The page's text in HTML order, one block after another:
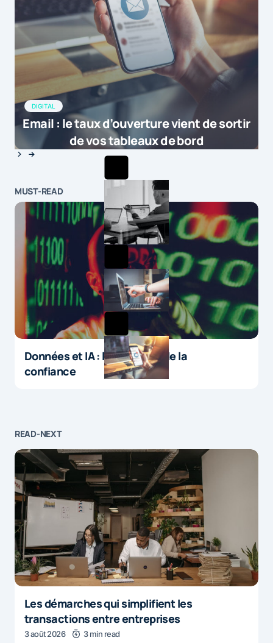
DIGITAL
Email : le taux d’ouverture vient de sortir
de vos tableaux de bord
MUST-READ
Données et IA : le paradoxe de la
confiance
READ-NEXT
Les démarches qui simplifient les
transactions entre entreprises
3 août 2026 3 min read